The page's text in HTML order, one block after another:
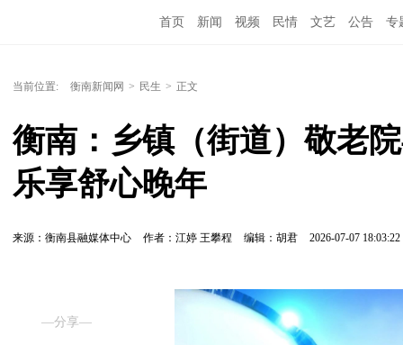
首页 新闻 视频 民情 文艺 公告 专
当前位置: 衡南新闻网 > 民生 > 正文
衡南：乡镇（街道）敬老
乐享舒心晚年
来源：衡南县融媒体中心 作者：江婷 王攀程 编辑：胡君 2026-07-07 18:03:22
—分享—